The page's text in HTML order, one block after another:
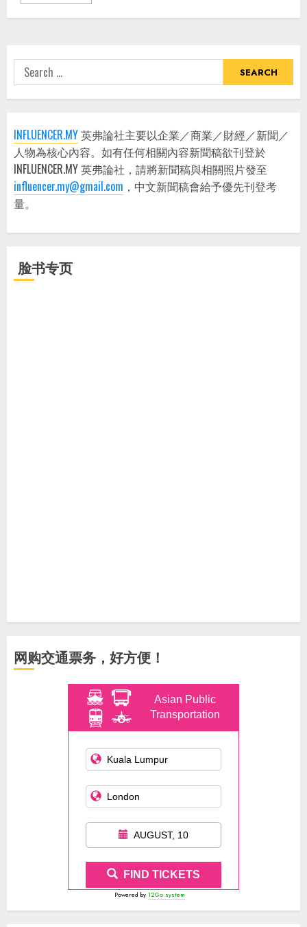
Search
for:
INFLUENCER.MY英弗論社主要以企業／商業／財經／新聞／
人物為核心內容。如有任何相關內容新聞稿欲刊登於
INFLUENCER.MY 英弗論社，請將新聞稿與相關照片發至
influencer.my@gmail.com ，中文新聞稿會給予優先刊登考
量。
脸书专页
网购交通票务，好方便！
Asian Public
Transportation
AUGUST, 10
FIND TICKETS
Powered by 12Go system